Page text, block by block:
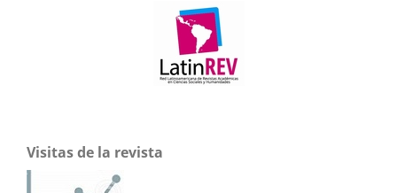
Visitas de la revista